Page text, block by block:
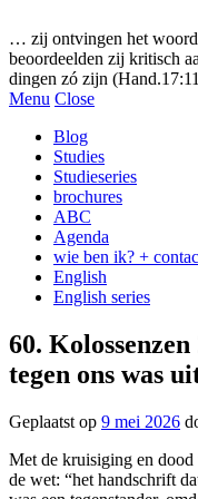
… zij ontvingen het
beoordeelden zij kritisch
dingen zó zijn
Menu Close
Blog
Studies
Studieseries
brochures
ABC
Agenda
wie ben ik? +
English
English series
60.
tegen ons was
Geplaatst op 9 mei 2026
Met de kruisiging en dood
de wet: “het handschrift